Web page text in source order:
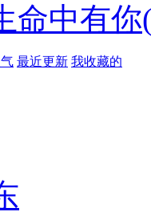
命中有你
最近更新 我收藏的